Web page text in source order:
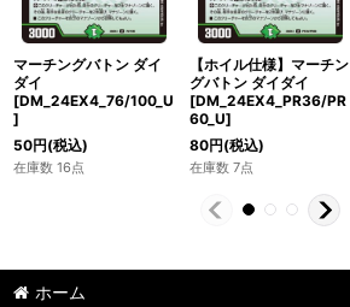
マーチングバトン ダイ
ダイ
[DM_24EX4_76/100_U
]
50円(税込)
在庫数 16点
【ホイル仕様】マーチン
グバトン ダイダイ
[DM_24EX4_PR36/PR
60_U]
80円(税込)
在庫数 7点
ホーム